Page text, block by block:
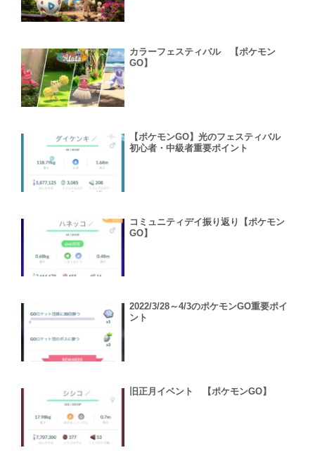
カラーフェスティバル 【ポケモン
GO】
【ポケモンGO】光のフェスティバル
初心者・中級者重要ポイント
コミュニティデイ振り返り【ポケモン
GO】
2022/3/28～4/3のポケモンGO重要ポイ
ント
旧正月イベント 【ポケモンGO】